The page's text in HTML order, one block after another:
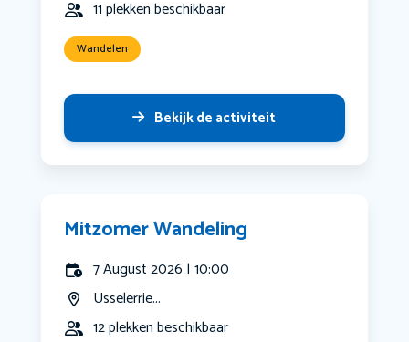
11 plekken beschikbaar
Wandelen
Bekijk de activiteit
Mitzomer Wandeling
7 August 2026 | 10:00
Usselerrie...
12 plekken beschikbaar